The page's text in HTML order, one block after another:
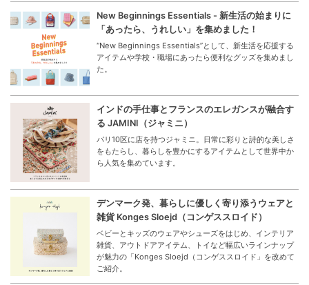
New Beginnings Essentials - 新生活の始まりに
「あったら、うれしい」を集めました！
“New Beginnings Essentials”として、新生活を応援する
アイテムや学校・職場にあったら便利なグッズを集めまし
た。
インドの手仕事とフランスのエレガンスが融合す
る JAMINI（ジャミニ）
パリ10区に店を持つジャミニ。日常に彩りと詩的な美しさ
をもたらし、暮らしを豊かにするアイテムとして世界中か
ら人気を集めています。
デンマーク発、暮らしに優しく寄り添うウェアと
雑貨 Konges Sloejd（コンゲススロイド）
ベビーとキッズのウェアやシューズをはじめ、インテリア
雑貨、アウトドアアイテム、トイなど幅広いラインナップ
が魅力の「Konges Sloejd（コンゲススロイド」を改めて
ご紹介。